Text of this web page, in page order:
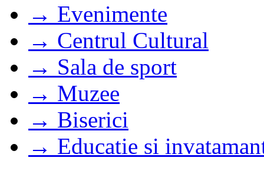
→ Evenimente
→ Centrul Cultural
→ Sala de sport
→ Muzee
→ Biserici
→ Educatie si